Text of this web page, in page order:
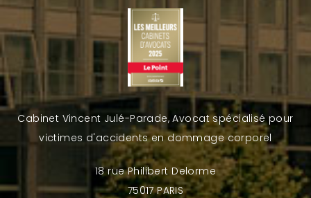
Cabinet Vincent Julé-Parade, Avocat spécialisé pour
victimes d'accidents en dommage corporel
18 rue Philibert Delorme
75017 PARIS